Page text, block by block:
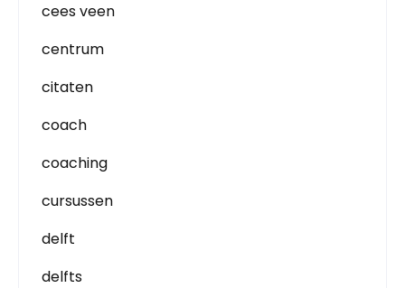
cees veen
centrum
citaten
coach
coaching
cursussen
delft
delfts